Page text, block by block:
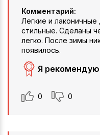
Комментарий:
Легкие и
стильные. Сделаны
легко. После зимы
появилось.
Я
0 0